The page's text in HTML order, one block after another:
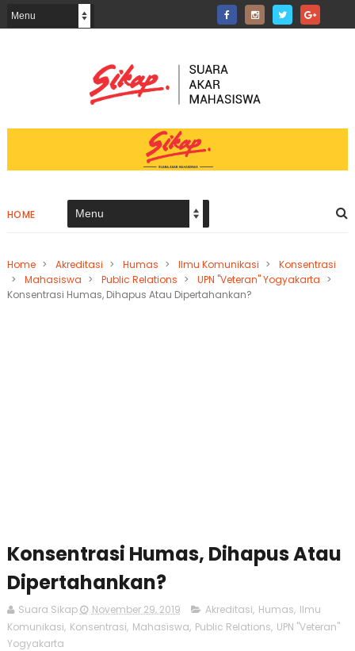
HOME
Home > Akreditasi > Humas > Ilmu Komunikasi >
Konsentrasi
>
Mahasiswa > Public Relations > UPN "Veteran" Yogyakarta >
Konsentrasi Humas, Dihapus Atau Dipertahankan?
Konsentrasi Humas, Dihapus Atau
Dipertahankan?
Suara Sikap November 29, 2019 Akreditasi, Humas, Ilmu
Komunikasi, Konsentrasi, Mahasiswa, Public Relations, UPN "Veteran"
Yogyakarta